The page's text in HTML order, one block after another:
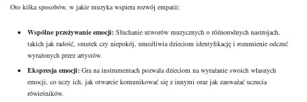
Oto kilka sposobów, w jakie muzyka wspiera rozwój empatii:
Wspólne przeżywanie emocji: Słuchanie utworów muzycznych o różnorodnych nastrojach,
takich jak radość, smutek czy niepokój, umożliwia dzieciom identyfikację i rozumienie odczuć
wyrażonych przez artystów.
Ekspresja emocji: Gra na instrumentach pozwala dzieciom na wyrażanie swoich własnych
emocji, co uczy ich, jak otwarcie komunikować się z innymi oraz jak zauważać uczucia
rówieśników.